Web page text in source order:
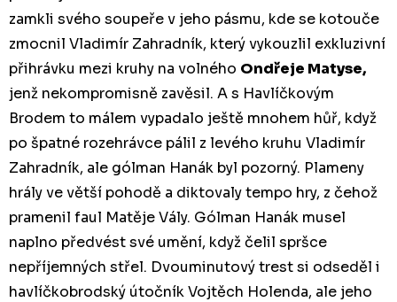
zamkli svého soupeře v jeho pásmu, kde se kotouče
zmocnil Vladimír Zahradník, který vykouzlil exkluzivní
přihrávku mezi kruhy na volného Ondřeje Matyse,
jenž nekompromisně zavěsil. A s Havlíčkovým
Brodem to málem vypadalo ještě mnohem hůř, když
po špatné rozehrávce pálil z levého kruhu Vladimír
Zahradník, ale gólman Hanák byl pozorný. Plameny
hrály ve větší pohodě a diktovaly tempo hry, z čehož
pramenil faul Matěje Vály. Gólman Hanák musel
naplno předvést své umění, když čelil spršce
nepříjemných střel. Dvouminutový trest si odseděl i
havlíčkobrodský útočník Vojtěch Holenda, ale jeho